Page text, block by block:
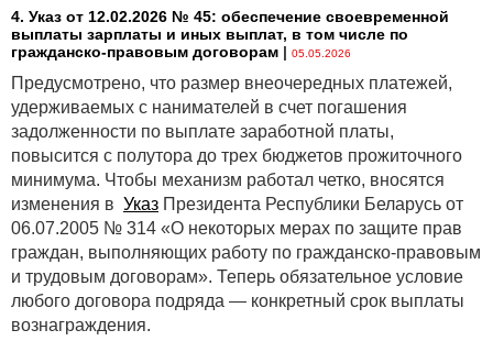
4. Указ от 12.02.2026 № 45: обеспечение своевременной
выплаты зарплаты и иных выплат, в том числе по
гражданско-правовым договорам | 05.05.2026
Предусмотрено, что размер внеочередных платежей,
удерживаемых с нанимателей в счет погашения
задолженности по выплате заработной платы,
повысится с полутора до трех бюджетов прожиточного
минимума. Чтобы механизм работал четко, вносятся
изменения в Указ Президента Республики Беларусь от
06.07.2005 № 314 «О некоторых мерах по защите прав
граждан, выполняющих работу по гражданско-правовым
и трудовым договорам». Теперь обязательное условие
любого договора подряда — конкретный срок выплаты
вознаграждения.